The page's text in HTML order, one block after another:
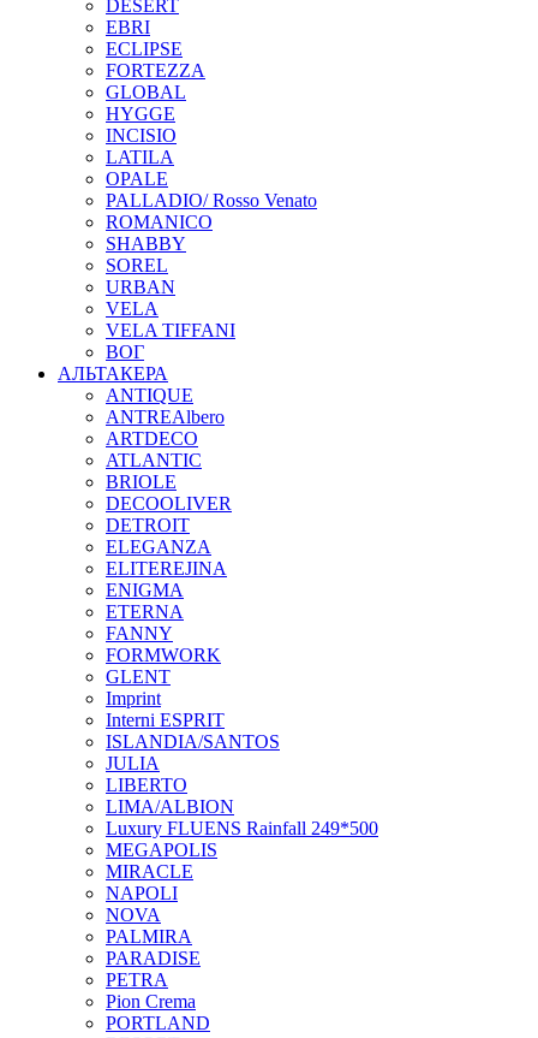
DESERT
EBRI
ECLIPSE
FORTEZZA
GLOBAL
HYGGE
INCISIO
LATILA
OPALE
PALLADIO/ Rosso Venato
ROMANICO
SHABBY
SOREL
URBAN
VELA
VELA TIFFANI
ВОГ
АЛЬТАКЕРА
ANTIQUE
ANTREAlbero
ARTDECO
ATLANTIC
BRIOLE
DECOOLIVER
DETROIT
ELEGANZA
ELITEREJINA
ENIGMA
ETERNA
FANNY
FORMWORK
GLENT
Imprint
Interni ESPRIT
ISLANDIA/SANTOS
JULIA
LIBERTO
LIMA/ALBION
Luxury FLUENS Rainfall 249*500
MEGAPOLIS
MIRACLE
NAPOLI
NOVA
PALMIRA
PARADISE
PETRA
Pion Crema
PORTLAND